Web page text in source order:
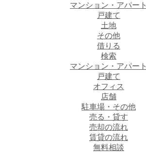
マンション・アパート
戸建て
土地
その他
借りる
検索
マンション・アパート
戸建て
オフィス
店舗
駐車場・その他
売る・貸す
売却の流れ
賃貸の流れ
無料相談